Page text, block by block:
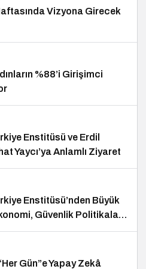
Vizyona Girecek
%88’i Girişimci
Enstitüsü ve Erdil
Yaycı’ya Anlamlı Ziyaret
Enstitüsü’nden Büyük
Güvenlik Politikaları
Gün”e Yapay Zekâ